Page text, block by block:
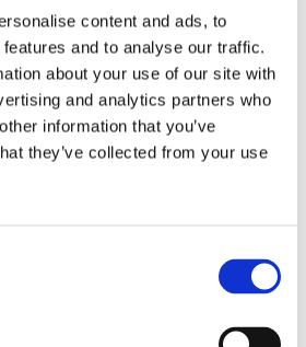
content and ads, to
and to analyse our traffic.
about your use of our site with
and analytics partners who
information that you’ve
they’ve collected from your use
del 29 maggio 2026 della
offre l'occasione per tornare
rilievo teorico e pratico
solidali passive: il
di [...]